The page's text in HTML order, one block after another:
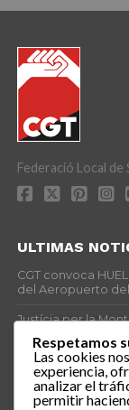
Federació Local de
ULTIMAS
CGT convoca
del Aeropuerto
Justícia per la
25J – Día Mundial
ERE encubierto
Respetamos
Las cookies
experiencia,
analizar el
permitir